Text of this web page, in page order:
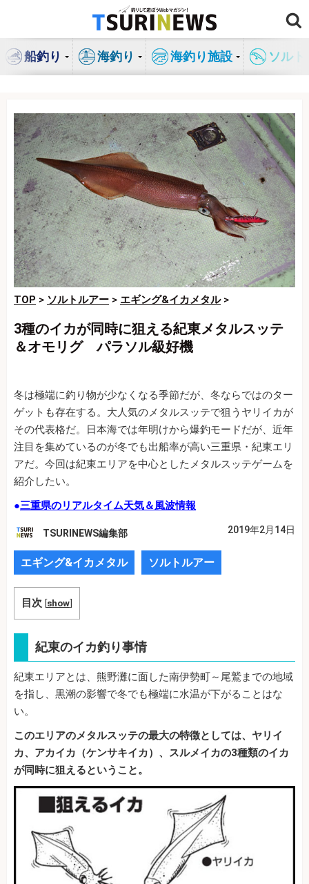
ン
船釣り 海釣り 海釣り施設 ソル
TOP > ソルトルアー > エギング&イカメタル>
3種のイカが同時に狙える紀東メタルスッテ
＆オモリグ パラソル級好機
冬は極端に釣り物が少なくなる季節だが、冬ならではのター
ゲットも存在する。大人気のメタルスッテで狙うヤリイカが
その代表格だ。日本海では年明けから爆釣モードだが、近年
注目を集めているのが冬でも出船率が高い三重県・紀東エリ
アだ。今回は紀東エリアを中心としたメタルスッテゲームを
紹介したい。
●三重県のリアルタイム天気＆風波情報
TSURINEWS編集部 2019年2月14日
エギング&イカメタル ソルトルアー
目次 [show]
紀東のイカ釣り事情
紀東エリアとは、熊野灘に面した南伊勢町～尾鷲までの地域
を指し、黒潮の影響で冬でも極端に水温が下がることはな
い。
このエリアのメタルスッテの最大の特徴としては、ヤリイ
カ、アカイカ（ケンサキイカ）、スルメイカの3種類のイカ
が同時に狙えるということ。